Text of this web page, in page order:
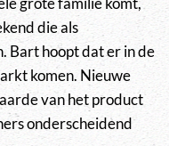
die als
Bart hoopt dat er in de
komen. Nieuwe
van het product
onderscheidend